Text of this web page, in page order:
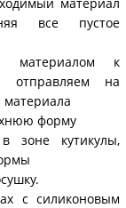
все пустое
материалом к
отправляем на
материала
форму
зоне кутикулы,
с силиконовым